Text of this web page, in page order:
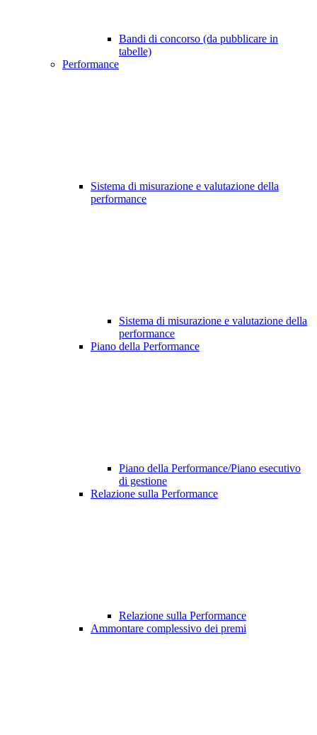
Bandi di concorso (da pubblicare in
tabelle)
Performance
Sistema di misurazione e valutazione della
performance
Sistema di misurazione e valutazione della
performance
Piano della Performance
Piano della Performance/Piano esecutivo
di gestione
Relazione sulla Performance
Relazione sulla Performance
Ammontare complessivo dei premi